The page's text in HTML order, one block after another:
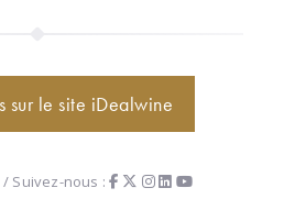
sur le site iDealwine
/ Suivez-nous :